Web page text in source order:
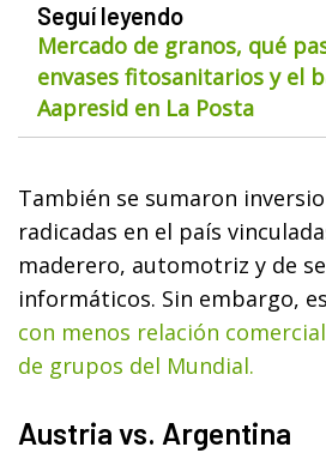
Seguí leyendo
Mercado de granos, qué
envases fitosanitarios y el
Aapresid en La Posta
También se sumaron
radicadas en el país
maderero, automotriz y de
informáticos. Sin embargo,
con menos relación
de grupos del Mundial.
Austria vs. Argentina